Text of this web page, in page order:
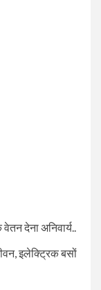
देना अनिवार्य..
इलेक्ट्रिक बसों